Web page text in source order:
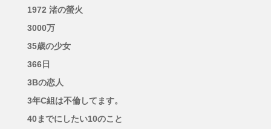
1972 渚の螢火
3000万
35歳の少女
366日
3Bの恋人
3年C組は不倫してます。
40までにしたい10のこと